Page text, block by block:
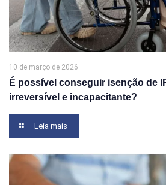
10 de março de 2026
É possível conseguir isenção de
irreversível e incapacitante?
Leia mais